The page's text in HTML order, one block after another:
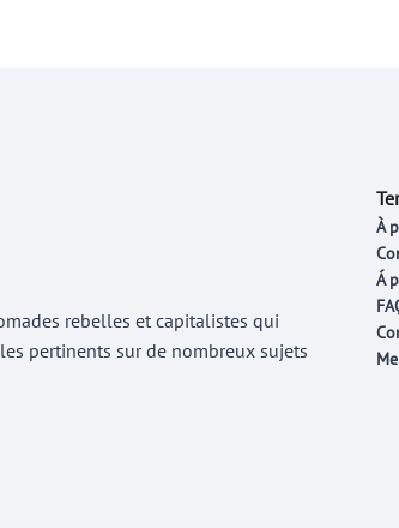
rebelles et capitalistes qui
pertinents sur de nombreux sujets
À
Á